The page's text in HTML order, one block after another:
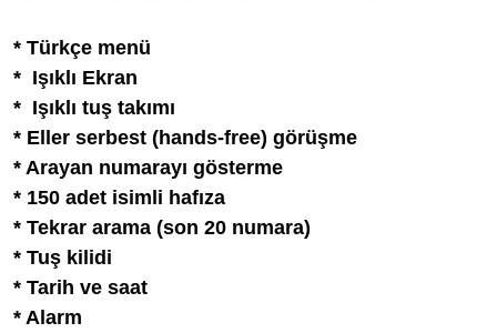
* Türkçe menü
* Işıklı Ekran
* Işıklı tuş takımı
* Eller serbest (hands-free) görüşme
* Arayan numarayı gösterme
* 150 adet isimli hafıza
* Tekrar arama (son 20 numara)
* Tuş kilidi
* Tarih ve saat
* Alarm